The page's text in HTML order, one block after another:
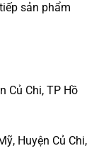
sản phẩm
Củ Chi, TP Hồ
Huyện Củ Chi,